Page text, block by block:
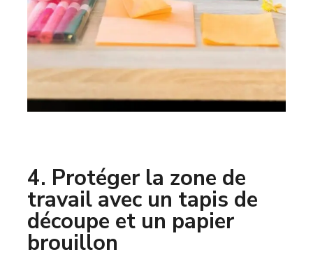
4. Protéger la zone de
travail avec un tapis de
découpe et un papier
brouillon